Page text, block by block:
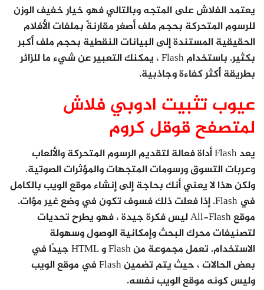
يعتمد الفلاش على المتجه وبالتالي فهو خيار خفيف الوزن
للرسوم المتحركة بحجم ملف أصغر مقارنةً بملفات الأفلام
الحقيقية المستندة إلى البيانات النقطية بحجم ملف أكبر
بكثير. باستخدام Flash ، يمكنك التعبير عن شيء ما للزائر
بطريقة أكثر كفاءة وجاذبية.
عيوب تثبيت ادوبي فلاش
لمتصفح قوقل كروم
يعد Flash أداة فعالة لتقديم الرسوم المتحركة والألعاب
وعربات التسوق ورسومات المتجهات والمؤثرات الصوتية.
ولكن هذا لا يعني أنك بحاجة إلى إنشاء موقع الويب بالكامل
في Flash. إذا فعلت ذلك فسوف تكون في وضع غير مؤات.
موقع All-Flash ليس فكرة جيدة ، فهو يطرح تحديات
لتصنيفات محرك البحث وإمكانية الوصول وسهولة
الاستخدام. تعمل مجموعة من Flash و HTML جيدًا في
بعض الحالات ، حيث يتم تضمين Flash في موقع الويب
وليس كونه موقع الويب نفسه.